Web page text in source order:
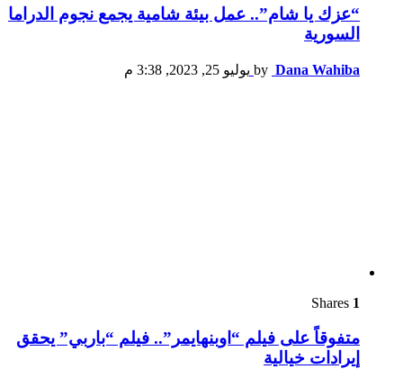
“عزك يا شام”.. عمل بيئة شامية يجمع نجوم الدراما
السورية
by Dana Wahiba يوليو 25, 2023, 3:38 م
1
متفوقاً على فيلم “اوبنهايمر”.. فيلم “باربي” يحقق
إيرادات خيالية